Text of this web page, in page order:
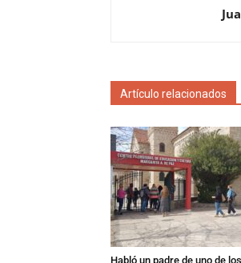
Artículo relacionados
Habló un padre de uno de